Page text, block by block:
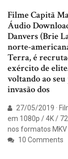
Filme Capitã
Áudio
Danvers (Brie
norte-
Terra, é
exército de
voltando ao
invasão dos
27/05/2019 ·
em 1080p / 4K /
nos formatos MKV
10 Comments